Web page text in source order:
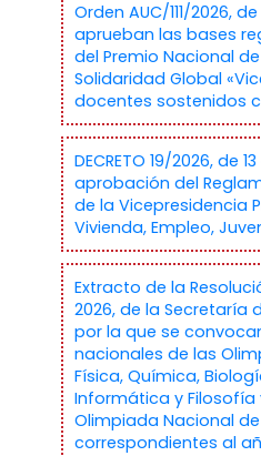
Orden AUC/111/2026,
aprueban las bases
del Premio Nacional
Solidaridad Global
docentes sostenidos
DECRETO 19/2026, de
aprobación del
de la Vicepresidencia
Vivienda, Empleo,
Extracto de la
2026, de la Secretaría
por la que se
nacionales de las
Física, Química,
Informática y
Olimpiada Nacional
correspondientes al